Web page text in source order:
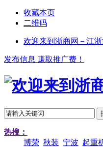
收藏本页
二维码
欢迎来到浙商网－江
发布信息 赚取推广费！
热搜：
博荣 秋装 宁波 起重